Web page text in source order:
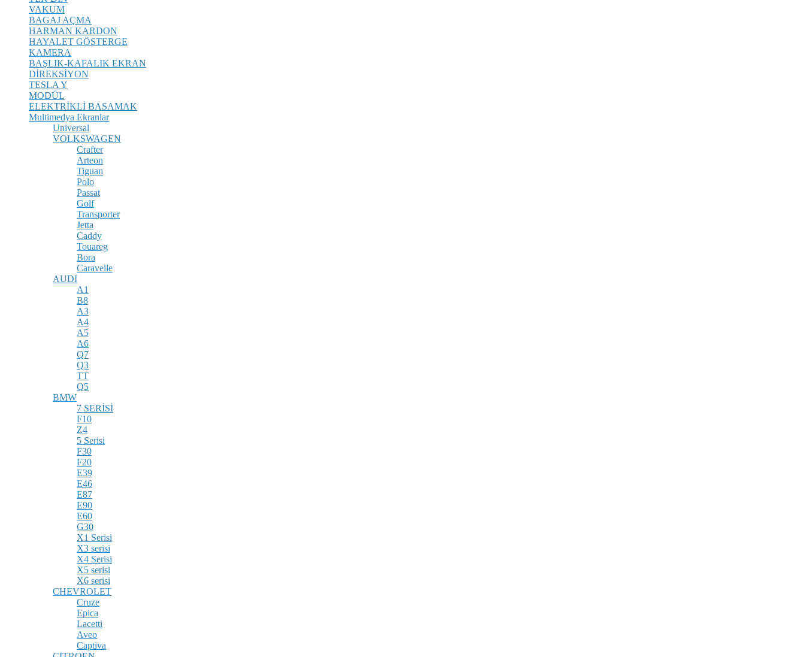
VAKUM
BAGAJ AÇMA
HARMAN KARDON
HAYALET GÖSTERGE
KAMERA
BAŞLIK-KAFALIK EKRAN
DİREKSİYON
TESLA Y
MODÜL
ELEKTRİKLİ BASAMAK
Multimedya Ekranlar
Universal
VOLKSWAGEN
Crafter
Arteon
Tiguan
Polo
Passat
Golf
Transporter
Jetta
Caddy
Touareg
Bora
Caravelle
AUDI
A1
B8
A3
A4
A5
A6
Q7
Q3
TT
Q5
BMW
7 SERİSİ
F10
Z4
5 Serisi
F30
F20
E39
E46
E87
E90
E60
G30
X1 Serisi
X3 serisi
X4 Serisi
X5 serisi
X6 serisi
CHEVROLET
Cruze
Epica
Lacetti
Aveo
Captiva